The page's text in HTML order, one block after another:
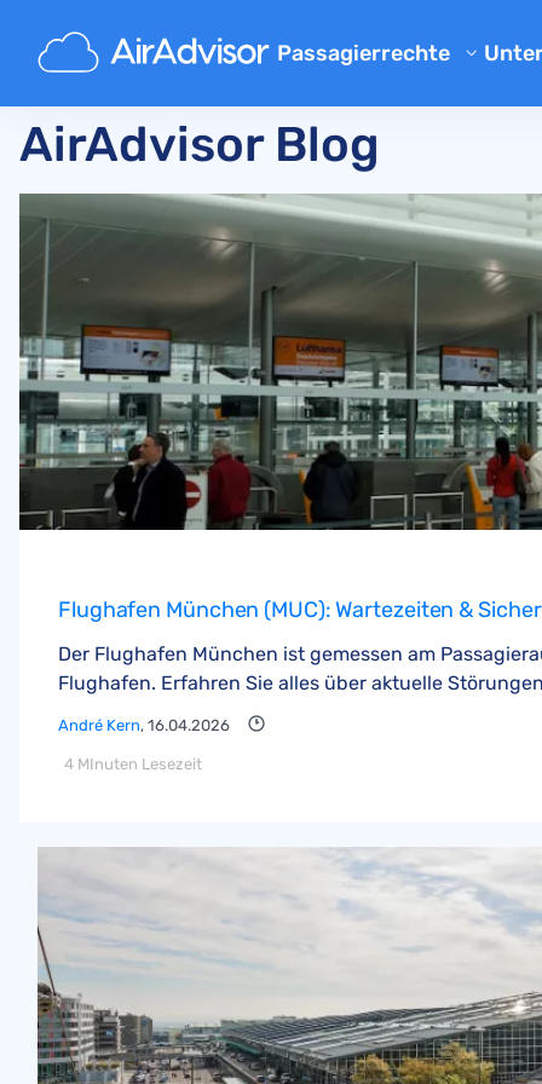
Passagierrechte
Flugverspaetung
Entschädigung bei
Entschädigung bei
Gepäck Entschädigung
Entschädigung bei
Fluggesellschaften
Beschwerde an
Entschädigung bei Streik
Entschädigung bei
Ihre Rechte
FAQ
Main Blog
AirAdvisor Blog
Flughafen München (MUC): Wartezeiten &
Der Flughafen München ist gemessen am
Flughafen. Erfahren Sie alles über aktuelle
André Kern, 16.04.2026
4 MInuten Lesezeit